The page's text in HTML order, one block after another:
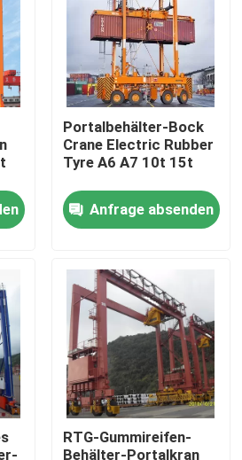
Portalbehälter-Bock
Crane Electric Rubber
Tyre A6 A7 10t 15t
Anfrage absenden
RTG-Gummireifen-
Behälter-Portalkran